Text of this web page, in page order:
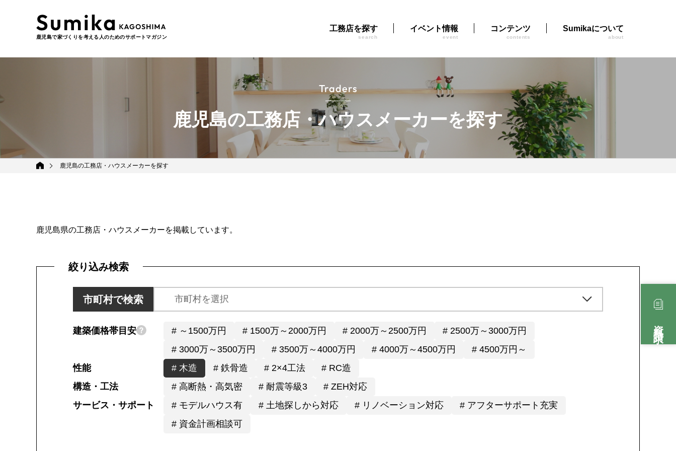
鹿児島で家づくりを考える人のためのサポートマガジン
工務店を探す
search
イベント情報
event
コンテンツ
contents
Sumikaについて
about
Traders
鹿児島の工務店・ハウスメーカーを探す
鹿児島の工務店・ハウスメーカーを探す
鹿児島県の工務店・ハウスメーカーを掲載しています。
絞り込み検索
市町村で検索
建築価格帯目安 # ～1500万円 # 1500万～2000万円 # 2000万～2500万円
# 2500万～3000万円
# 3000万～3500万円
# 3500万～4000万円 # 4000万～4500万円
# 4500万円～
性能
# 木造 # 鉄骨造 # 2×4工法
# RC造
構造・工法
# 高断熱・高気密 # 耐震等級3
# ZEH対応
サービス・サポート
# モデルハウス有 # 土地探しから対応 # リノベーション対応
# アフターサポート充実
# 資金計画相談可
資料請求